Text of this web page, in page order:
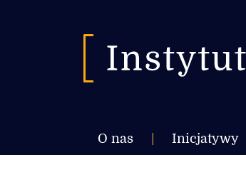
O nas Inicjatywy